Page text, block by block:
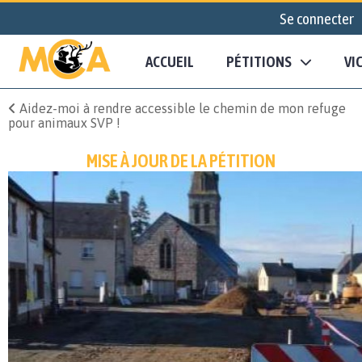
Se connecter
ACCUEIL PÉTITIONS
Aidez-moi à rendre accessible le chemin de mon refuge
pour animaux SVP !
MISE À JOUR DE LA PÉTITION